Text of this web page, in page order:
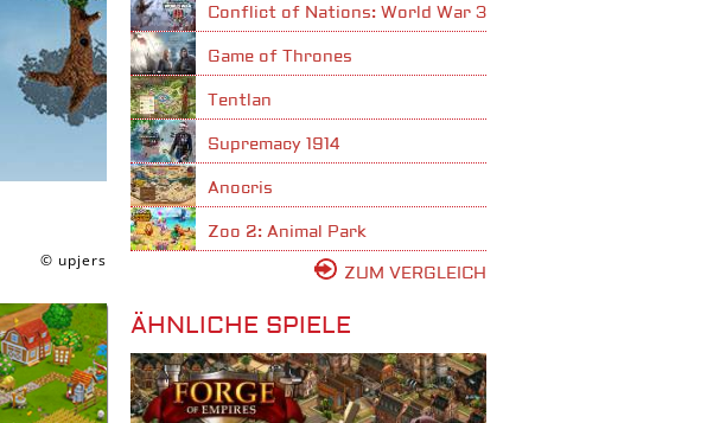
© upjers
Conflict of Nations: World War 3
Game of Thrones
Tentlan
Supremacy 1914
Anocris
Zoo 2: Animal Park
ZUM VERGLEICH
ÄHNLICHE SPIELE